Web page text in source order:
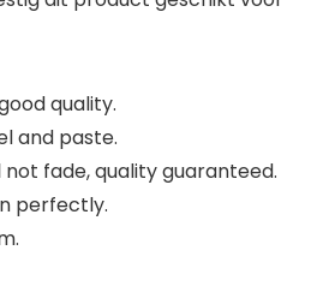
quality.
and paste.
fade, quality guaranteed.
perfectly.